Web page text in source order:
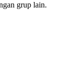
grup lain.